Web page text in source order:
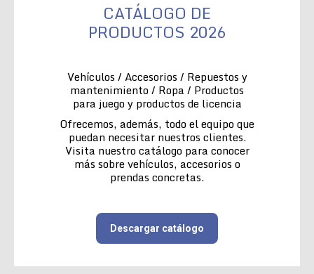
CATÁLOGO DE
PRODUCTOS 2026
Vehículos / Accesorios / Repuestos y
mantenimiento / Ropa / Productos
para juego y productos de licencia
Ofrecemos, además, todo el equipo que
puedan necesitar nuestros clientes.
Visita nuestro catálogo para conocer
más sobre vehículos, accesorios o
prendas concretas.
Descargar catálogo